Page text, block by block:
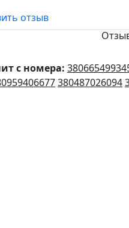
отзыв
с номера:
380487026094